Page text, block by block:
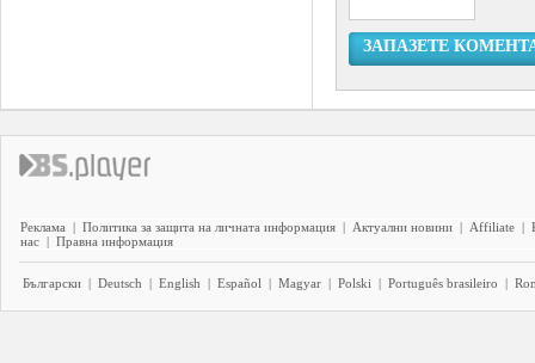
ЗАПАЗЕТЕ
Реклама | Политика за защита на личната информация | Актуални новини | Affiliate |
нас | Правна информация
Български | Deutsch | English | Español | Magyar | Polski | Português brasileiro |